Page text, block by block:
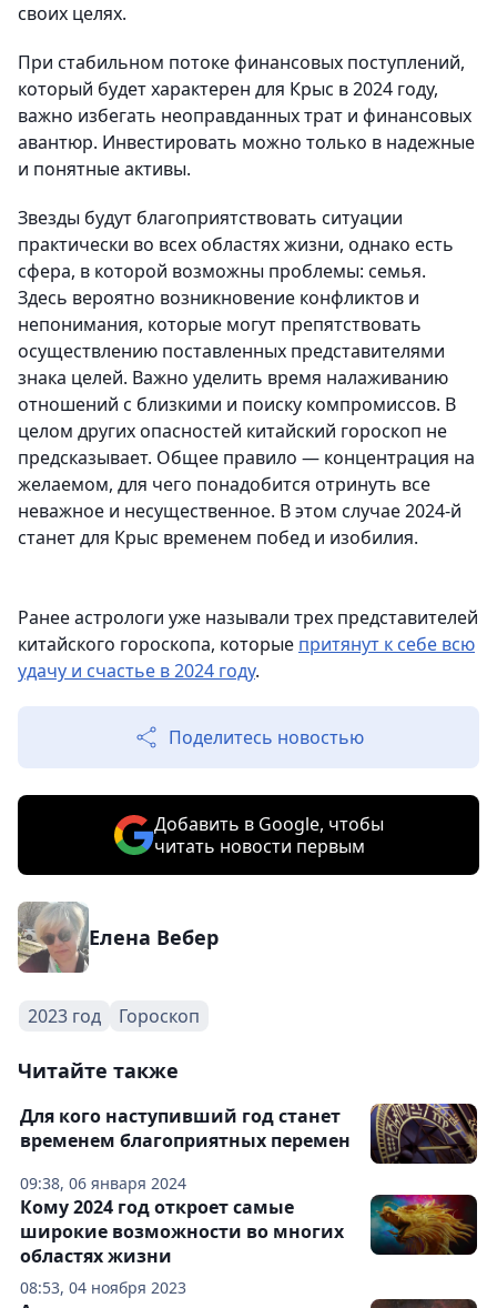
своих целях.
При стабильном потоке финансовых поступлений,
который будет характерен для Крыс в 2024 году,
важно избегать неоправданных трат и финансовых
авантюр. Инвестировать можно только в надежные
и понятные активы.
Звезды будут благоприятствовать ситуации
практически во всех областях жизни, однако есть
сфера, в которой возможны проблемы: семья.
Здесь вероятно возникновение конфликтов и
непонимания, которые могут препятствовать
осуществлению поставленных представителями
знака целей. Важно уделить время налаживанию
отношений с близкими и поиску компромиссов. В
целом других опасностей китайский гороскоп не
предсказывает. Общее правило — концентрация на
желаемом, для чего понадобится отринуть все
неважное и несущественное. В этом случае 2024-й
станет для Крыс временем побед и изобилия.
Ранее астрологи уже называли трех представителей
китайского гороскопа, которые притянут к себе всю
удачу и счастье в 2024 году.
Поделитесь новостью
Добавить в Google, чтобы
читать новости первым
Елена Вебер
2023 год Гороскоп
Читайте также
09:38, 06 января 2024
Для кого наступивший год станет
временем благоприятных перемен
08:53, 04 ноября 2023
Кому 2024 год откроет самые
широкие возможности во многих
областях жизни